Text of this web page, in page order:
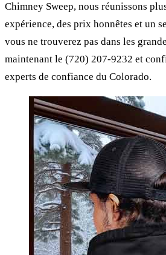
Chimney Sweep, nous réunissons
expérience, des prix honnêtes et un
vous ne trouverez pas dans les
maintenant le (720) 207-9232 et
experts de confiance du Colorado.